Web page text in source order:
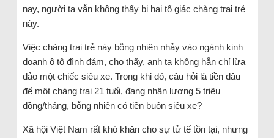
nay, người ta vẫn không thấy bị hại tố giác chàng trai trẻ
này.
Việc chàng trai trẻ này bỗng nhiên nhảy vào ngành kinh
doanh ô tô đình đám, cho thấy, anh ta không hẳn chỉ lừa
đảo một chiếc siêu xe. Trong khi đó, câu hỏi là tiền đâu
để một chàng trai 21 tuổi, đang nhận lương 5 triệu
đồng/tháng, bỗng nhiên có tiền buôn siêu xe?
Xã hội Việt Nam rất khó khăn cho sự tử tế tồn tại, nhưng